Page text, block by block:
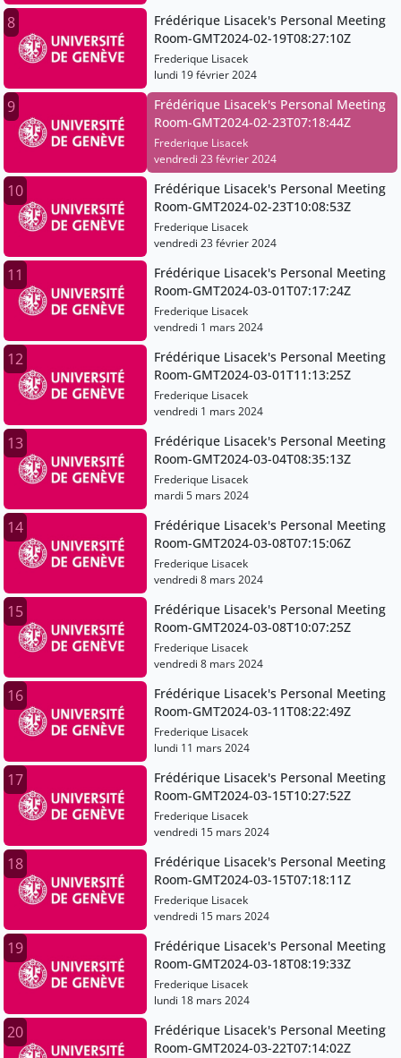
8
Frédérique Lisacek's Personal Meeting
Room-GMT2024-02-19T08:27:10Z
Frederique Lisacek
lundi 19 février 2024
9
Frédérique Lisacek's Personal Meeting
Room-GMT2024-02-23T07:18:44Z
Frederique Lisacek
vendredi 23 février 2024
10
Frédérique Lisacek's Personal Meeting
Room-GMT2024-02-23T10:08:53Z
Frederique Lisacek
vendredi 23 février 2024
11
Frédérique Lisacek's Personal Meeting
Room-GMT2024-03-01T07:17:24Z
Frederique Lisacek
vendredi 1 mars 2024
12
Frédérique Lisacek's Personal Meeting
Room-GMT2024-03-01T11:13:25Z
Frederique Lisacek
vendredi 1 mars 2024
13
Frédérique Lisacek's Personal Meeting
Room-GMT2024-03-04T08:35:13Z
Frederique Lisacek
mardi 5 mars 2024
14
Frédérique Lisacek's Personal Meeting
Room-GMT2024-03-08T07:15:06Z
Frederique Lisacek
vendredi 8 mars 2024
15
Frédérique Lisacek's Personal Meeting
Room-GMT2024-03-08T10:07:25Z
Frederique Lisacek
vendredi 8 mars 2024
16
Frédérique Lisacek's Personal Meeting
Room-GMT2024-03-11T08:22:49Z
Frederique Lisacek
lundi 11 mars 2024
17
Frédérique Lisacek's Personal Meeting
Room-GMT2024-03-15T10:27:52Z
Frederique Lisacek
vendredi 15 mars 2024
18
Frédérique Lisacek's Personal Meeting
Room-GMT2024-03-15T07:18:11Z
Frederique Lisacek
vendredi 15 mars 2024
19
Frédérique Lisacek's Personal Meeting
Room-GMT2024-03-18T08:19:33Z
Frederique Lisacek
lundi 18 mars 2024
20
Frédérique Lisacek's Personal Meeting
Room-GMT2024-03-22T07:14:02Z